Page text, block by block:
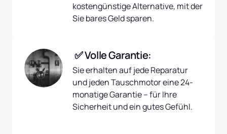
kostengünstige Alternative, mit der
Sie bares Geld sparen.
✅ Volle Garantie:
Sie erhalten auf jede Reparatur
und jeden Tauschmotor eine 24-
monatige Garantie – für Ihre
Sicherheit und ein gutes Gefühl.